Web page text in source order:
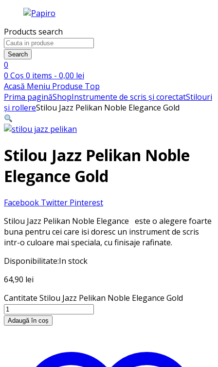
Products search
Search
0
0 Coș 0 items - 0,00 lei
Acasă Meniu Produse Top
Prima paginăShopInstrumente de scris și corectatStilouri
și rollereStilou Jazz Pelikan Noble Elegance Gold
Stilou Jazz Pelikan Noble
Elegance Gold
Facebook Twitter Pinterest
Stilou Jazz Pelikan Noble Elegance este o alegere foarte
buna pentru cei care isi doresc un instrument de scris
intr-o culoare mai speciala, cu finisaje rafinate.
Disponibilitate:In stock
64,90 lei
Cantitate Stilou Jazz Pelikan Noble Elegance Gold
Adaugă în coș